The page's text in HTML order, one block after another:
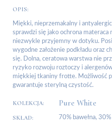
OPIS:
Miękki, nieprzemakalny i
sprawdzi się jako ochrona materaca
niezwykle przyjemny w dotyku.
wygodne założenie podkładu oraz
się. Dolna, ceratowa warstwa nie
ryzyko rozwoju roztoczy i
miękkiej tkaniny frotte. Możliwość
gwarantuje sterylną czystość.
KOLEKCJA: Pure White
SKŁAD: 70% bawełna,